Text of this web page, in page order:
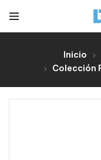
Inicio
Colección